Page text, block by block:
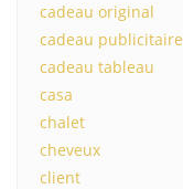
cadeau original
cadeau publicitaire
cadeau tableau
casa
chalet
cheveux
client